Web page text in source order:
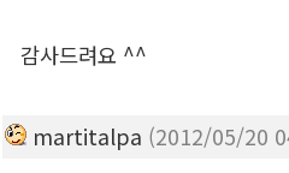
감사드려요 ^^
martitalpa (2012/05/20